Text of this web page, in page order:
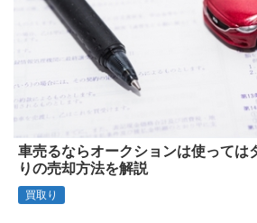
車売るならオークションは使っては
りの売却方法を解説
買取り